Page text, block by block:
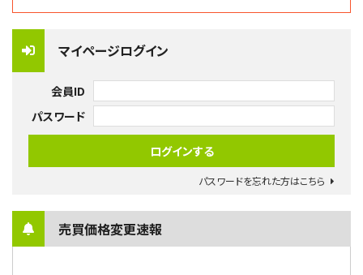
マイページログイン
会員ID
パスワード
パスワードを忘れた方はこちら
売買価格変更速報